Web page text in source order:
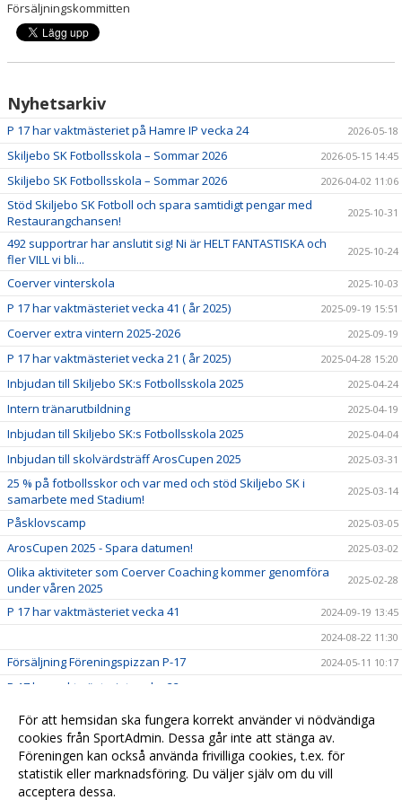
Försäljningskommitten
Nyhetsarkiv
P 17 har vaktmästeriet på Hamre IP vecka 24 2026-05-18
Skiljebo SK Fotbollsskola – Sommar 2026 2026-05-15 14:45
Skiljebo SK Fotbollsskola – Sommar 2026 2026-04-02 11:06
Stöd Skiljebo SK Fotboll och spara samtidigt pengar med
Restaurangchansen!
2025-10-31
492 supportrar har anslutit sig! Ni är HELT FANTASTISKA och
fler VILL vi bli...
2025-10-24
Coerver vinterskola 2025-10-03
P 17 har vaktmästeriet vecka 41 ( år 2025) 2025-09-19 15:51
Coerver extra vintern 2025-2026 2025-09-19
P 17 har vaktmästeriet vecka 21 ( år 2025) 2025-04-28 15:20
Inbjudan till Skiljebo SK:s Fotbollsskola 2025 2025-04-24
Intern tränarutbildning 2025-04-19
Inbjudan till Skiljebo SK:s Fotbollsskola 2025 2025-04-04
Inbjudan till skolvärdsträff ArosCupen 2025 2025-03-31
25 % på fotbollsskor och var med och stöd Skiljebo SK i
samarbete med Stadium!
2025-03-14
Påsklovscamp 2025-03-05
ArosCupen 2025 - Spara datumen! 2025-03-02
Olika aktiviteter som Coerver Coaching kommer genomföra
under våren 2025
2025-02-28
P 17 har vaktmästeriet vecka 41
2024-09-19 13:45
2024-08-22 11:30
Försäljning Föreningspizzan P-17 2024-05-11 10:17
P 17 har vaktmästeriet vecka 22
Fotbollsskola 2024 2024-03-22 12:49
SummerCamp 2024 2024-03-22 09:52
Skiljebo SK har inlett ett samarbete med RC 2024-03-03 10:11
För att hemsidan ska fungera korrekt använder vi nödvändiga
cookies från SportAdmin. Dessa går inte att stänga av.
Föreningen kan också använda frivilliga cookies, t.ex. för
statistik eller marknadsföring. Du väljer själv om du vill
acceptera dessa.